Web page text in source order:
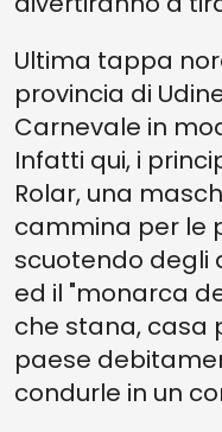
Ultima tappa
provincia di
Carnevale in
Infatti qui, i
Rolar, una
cammina per le
scuotendo degli
ed il "monarca
che stana, casa
paese
condurle in un